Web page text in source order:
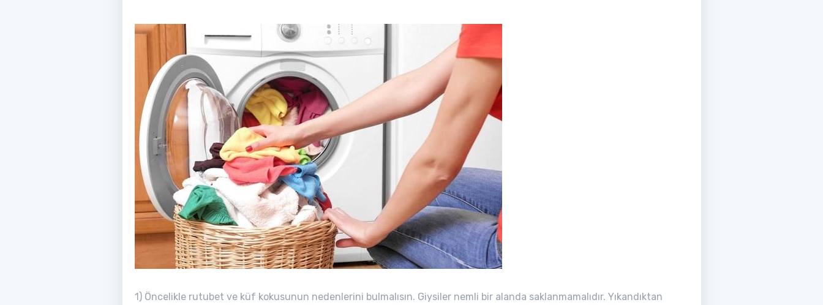
1) Öncelikle rutubet ve küf kokusunun nedenlerini bulmalısın. Giysiler nemli bir alanda saklanmamalıdır. Yıkandıktan